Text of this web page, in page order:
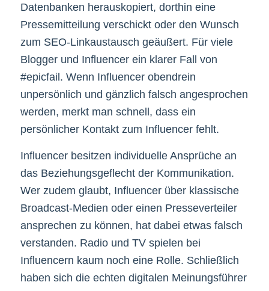
Datenbanken herauskopiert, dorthin eine
Pressemitteilung verschickt oder den Wunsch
zum SEO-Linkaustausch geäußert. Für viele
Blogger und Influencer ein klarer Fall von
#epicfail. Wenn Influencer obendrein
unpersönlich und gänzlich falsch angesprochen
werden, merkt man schnell, dass ein
persönlicher Kontakt zum Influencer fehlt.
Influencer besitzen individuelle Ansprüche an
das Beziehungsgeflecht der Kommunikation.
Wer zudem glaubt, Influencer über klassische
Broadcast-Medien oder einen Presseverteiler
ansprechen zu können, hat dabei etwas falsch
verstanden. Radio und TV spielen bei
Influencern kaum noch eine Rolle. Schließlich
haben sich die echten digitalen Meinungsführer